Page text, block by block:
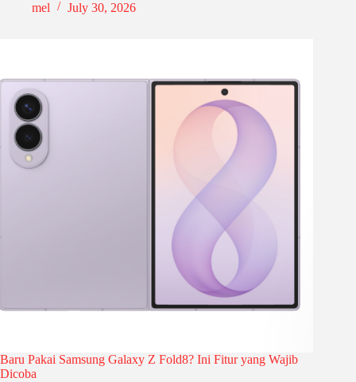
mel
July 30, 2026
Baru Pakai Samsung Galaxy Z Fold8? Ini Fitur yang Wajib
Dicoba